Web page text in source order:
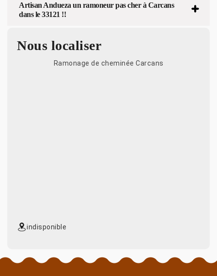
Artisan Andueza un ramoneur pas cher à Carcans
dans le 33121 !!
Nous localiser
Ramonage de cheminée Carcans
indisponible